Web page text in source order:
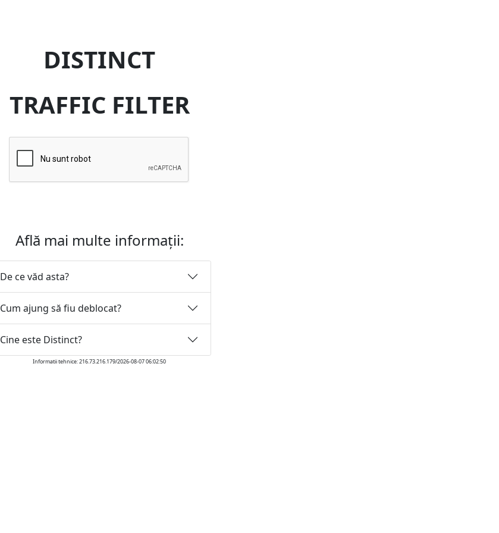
DISTINCT
TRAFFIC FILTER
Află mai multe informații:
De ce văd asta?
Cum ajung să fiu deblocat?
Cine este Distinct?
Informatii tehnice: 216.73.216.179/2026-08-07 06:02:50